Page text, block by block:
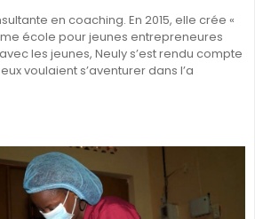
en coaching. En 2015, elle crée «
école pour jeunes entrepreneures
les jeunes, Neuly s’est rendu compte
voulaient s’aventurer dans l’a